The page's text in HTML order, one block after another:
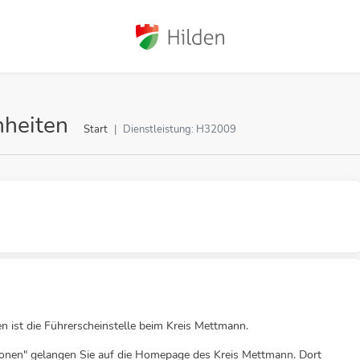
Start Dienstleistung: H32009
ist die Führerscheinstelle beim Kreis Mettmann.
gelangen Sie auf die Homepage des Kreis Mettmann. Dort